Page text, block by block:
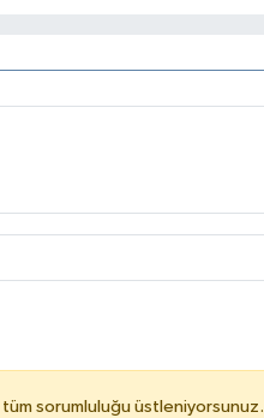
sorumluluğu üstleniyorsunuz.